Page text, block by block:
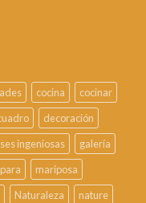
cocina
cocinar
decoración
ingeniosas
galería
mariposa
Naturaleza
nature